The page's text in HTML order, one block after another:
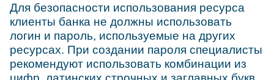
Для безопасности использования ресурса
клиенты банка не должны использовать
логин и пароль, используемые на других
ресурсах. При создании пароля специалисты
рекомендуют использовать комбинации из